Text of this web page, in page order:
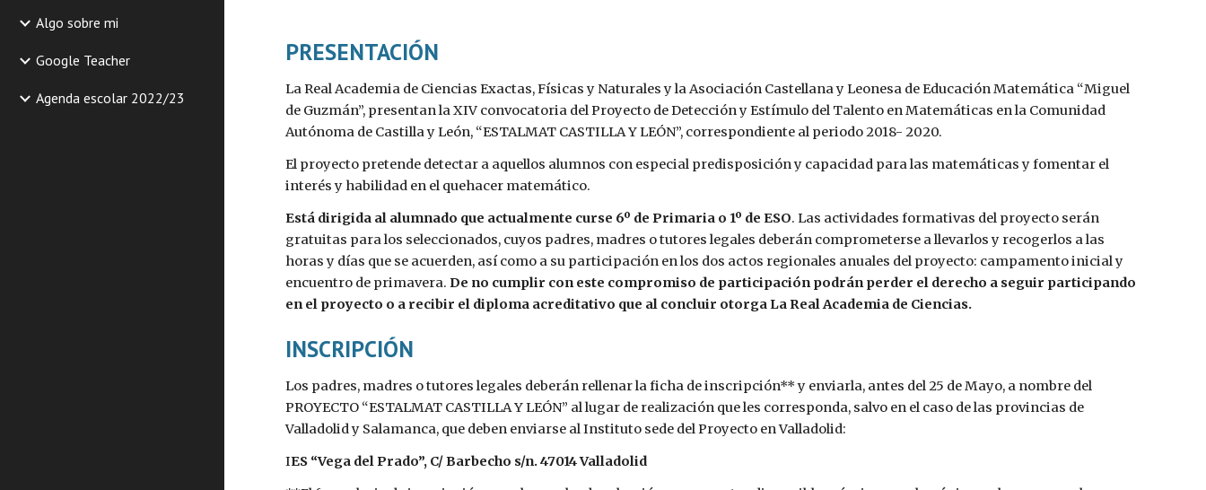
Algo sobre mi
Google Teacher
Agenda escolar 2022/23
PRESENTACIÓN
La Real Academia de Ciencias Exactas, Físicas y Naturales y la Asociación Castellana y Leonesa de Educación Matemática “Miguel
de Guzmán”, presentan la XIV convocatoria del Proyecto de Detección y Estímulo del Talento en Matemáticas en la Comunidad
Autónoma de Castilla y León, “ESTALMAT CASTILLA Y LEÓN”, correspondiente al periodo 2018- 2020.
El proyecto pretende detectar a aquellos alumnos con especial predisposición y capacidad para las matemáticas y fomentar el
interés y habilidad en el quehacer matemático.
Está dirigida al alumnado que actualmente curse 6º de Primaria o 1º de ESO. Las actividades formativas del proyecto serán
gratuitas para los seleccionados, cuyos padres, madres o tutores legales deberán comprometerse a llevarlos y recogerlos a las
horas y días que se acuerden, así como a su participación en los dos actos regionales anuales del proyecto: campamento inicial y
encuentro de primavera. De no cumplir con este compromiso de participación podrán perder el derecho a seguir participando
en el proyecto o a recibir el diploma acreditativo que al concluir otorga La Real Academia de Ciencias.
INSCRIPCIÓN
Los padres, madres o tutores legales deberán rellenar la ficha de inscripción** y enviarla, antes del 25 de Mayo, a nombre del
PROYECTO “ESTALMAT CASTILLA Y LEÓN” al lugar de realización que les corresponda, salvo en el caso de las provincias de
Valladolid y Salamanca, que deben enviarse al Instituto sede del Proyecto en Valladolid:
IES “Vega del Prado”, C/ Barbecho s/n. 47014 Valladolid